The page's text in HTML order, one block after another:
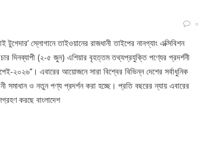
০
স্লোগানে তাইওয়ানের রাজধানী তাইপের নানগ্যাং এক্সিবিশন
দিনব্যাপী (২-৫ জুন) এশিয়ার বৃহত্তম তথ্যপ্রযুক্তি পণ্যের প্রদর্শনী
২০২৬’’। এবারের আয়োজনে সারা বিশ্বের বিভিন্ন দেশের সর্বাধুনিক
সমাধান ও নতুন পণ্য প্রদর্শন করা হচ্ছে। প্রতি বছরের ন্যায় এবারের
করছে বাংলাদেশ